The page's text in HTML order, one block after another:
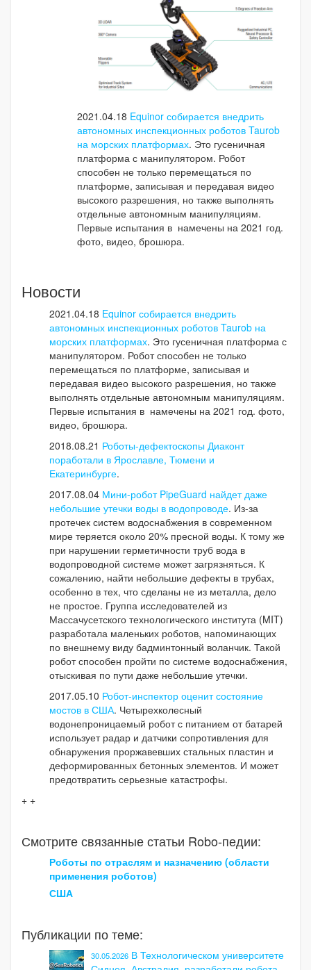
2021.04.18 Equinor собирается внедрить
автономных инспекционных роботов Taurob
на морских платформах. Это гусеничная
платформа с манипулятором. Робот
способен не только перемещаться по
платформе, записывая и передавая видео
высокого разрешения, но также выполнять
отдельные автономным манипуляциям.
Первые испытания в намечены на 2021 год.
фото, видео, брошюра.
Новости
2021.04.18 Equinor собирается внедрить
автономных инспекционных роботов Taurob на
морских платформах. Это гусеничная платформа с
манипулятором. Робот способен не только
перемещаться по платформе, записывая и
передавая видео высокого разрешения, но также
выполнять отдельные автономным манипуляциям.
Первые испытания в намечены на 2021 год. фото,
видео, брошюра.
2018.08.21 Роботы-дефектоскопы Диаконт
поработали в Ярославле, Тюмени и
Екатеринбурге.
2017.08.04 Мини-робот PipeGuard найдет даже
небольшие утечки воды в водопроводе. Из-за
протечек систем водоснабжения в современном
мире теряется около 20% пресной воды. К тому же
при нарушении герметичности труб вода в
водопроводной системе может загрязняться. К
сожалению, найти небольшие дефекты в трубах,
особенно в тех, что сделаны не из металла, дело
не простое. Группа исследователей из
Массачусетского технологического института (MIT)
разработала маленьких роботов, напоминающих
по внешнему виду бадминтонный воланчик. Такой
робот способен пройти по системе водоснабжения,
отыскивая по пути даже небольшие утечки.
2017.05.10 Робот-инспектор оценит состояние
мостов в США. Четырехколесный
водонепроницаемый робот с питанием от батарей
использует радар и датчики сопротивления для
обнаружения проржавевших стальных пластин и
деформированных бетонных элементов. И может
предотвратить серьезные катастрофы.
+ +
Смотрите связанные статьи Robo-педии:
Роботы по отраслям и назначению (области
применения роботов)
США
Публикации по теме:
30.05.2026 В Технологическом университете